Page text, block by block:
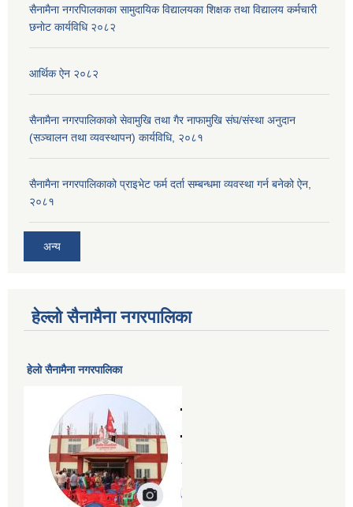
सैनामैना नगरपािलकाका सामुदायिक विद्यालयका शिक्षक तथा विद्यालय कर्मचारी
छनाेट कार्यविधि २०८२
आर्थिक ऐन २०८२
सैनामैना नगरपालिकाको सेवामुखि तथा गैर नाफामुखि संघ/संस्था अनुदान
(सञ्चालन तथा व्यवस्थापन) कार्यविधि, २०८१
सैनामैना नगरपालिकाको प्राइभेट फर्म दर्ता सम्बन्धमा व्यवस्था गर्न बनेको ऐन,
२०८१
अन्य
हेल्लो सैनामैना नगरपालिका
हेलाे सैनामैना नगरपालिका